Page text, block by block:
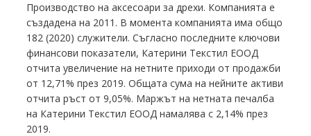
Производство на аксесоари за дрехи. Компанията е
създадена на 2011. В момента компанията има общо
182 (2020) служители. Съгласно последните ключови
финансови показатели, Катерини Текстил ЕООД
отчита увеличение на нетните приходи от продажби
от 12,71% през 2019. Общата сума на нейните активи
отчита ръст от 9,05%. Маржът на нетната печалба
на Катерини Текстил ЕООД намалява с 2,14% през
2019.